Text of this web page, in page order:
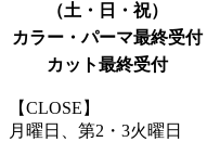
（土・日・祝）
カラー・パーマ最終受付
カット最終受付
【CLOSE】
月曜日、第2・3火曜日